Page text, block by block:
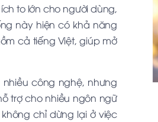
to lớn cho người dùng,
này hiện có khả năng
cả tiếng Việt, giúp mở
công nghệ, nhưng
trợ cho nhiều ngôn ngữ
chỉ dừng lại ở việc